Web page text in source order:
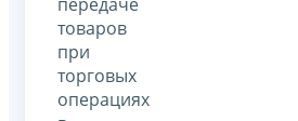
товаров
при
торговых
операциях